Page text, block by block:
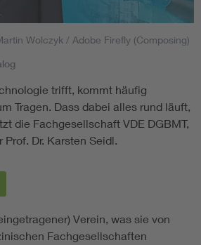
Wolczyk / Adobe Firefly (Composing)
trifft, kommt häufig
Tragen. Dass dabei alles rund läuft,
die Fachgesellschaft VDE DGBMT,
Dr. Karsten Seidl.
Verein, was sie von
Fachgesellschaften